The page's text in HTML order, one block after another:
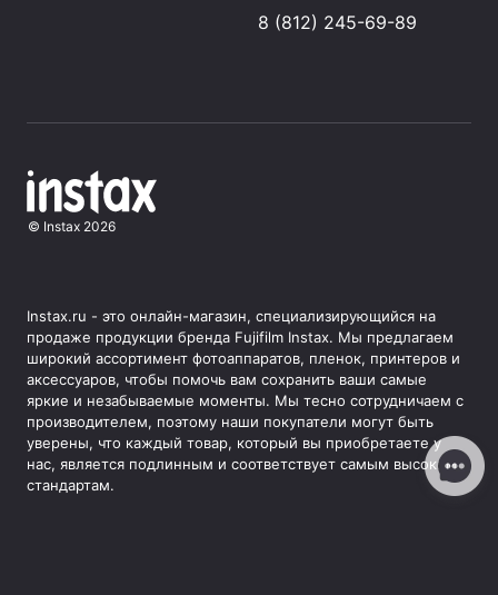
8 (812) 245-69-89
© Instax 2026
Instax.ru - это онлайн-магазин, специализирующийся на
продаже продукции бренда Fujifilm Instax. Мы предлагаем
широкий ассортимент фотоаппаратов, пленок, принтеров и
аксессуаров, чтобы помочь вам сохранить ваши самые
яркие и незабываемые моменты. Мы тесно сотрудничаем с
производителем, поэтому наши покупатели могут быть
уверены, что каждый товар, который вы приобретаете у
нас, является подлинным и соответствует самым высоким
стандартам.